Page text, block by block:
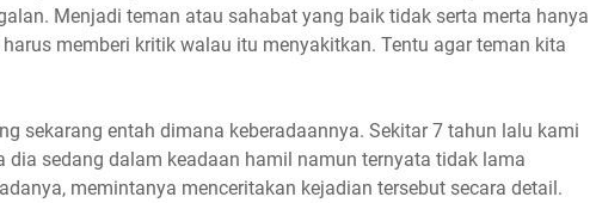
Menjadi teman atau sahabat yang baik tidak serta merta hanya
memberi kritik walau itu menyakitkan. Tentu agar teman kita
sekarang entah dimana keberadaannya. Sekitar 7 tahun lalu kami
dia sedang dalam keadaan hamil namun ternyata tidak lama
memintanya menceritakan kejadian tersebut secara detail.